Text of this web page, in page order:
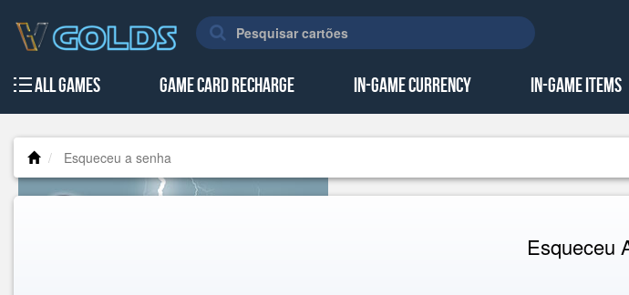
All Games Game Card Recharge In-Game Currency In-Game Items
Esqueceu a senha
Esqueceu